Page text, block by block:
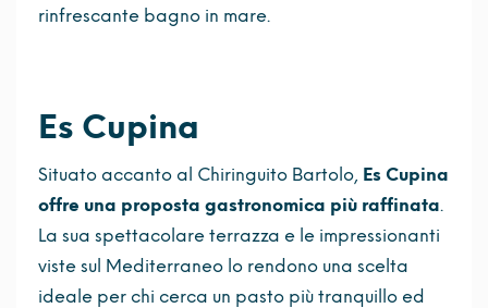
rinfrescante bagno in mare.
Es Cupina
Situato accanto al Chiringuito Bartolo, Es Cupina
offre una proposta gastronomica più raffinata.
La sua spettacolare terrazza e le impressionanti
viste sul Mediterraneo lo rendono una scelta
ideale per chi cerca un pasto più tranquillo ed